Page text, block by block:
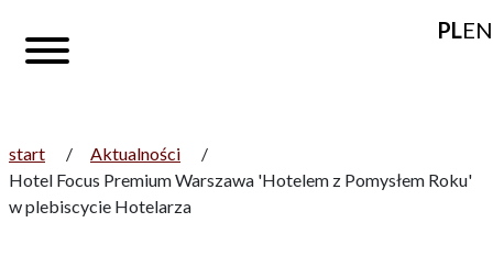
PLEN
start / Aktualności
/
Hotel Focus Premium Warszawa 'Hotelem z Pomysłem Roku'
w plebiscycie Hotelarza